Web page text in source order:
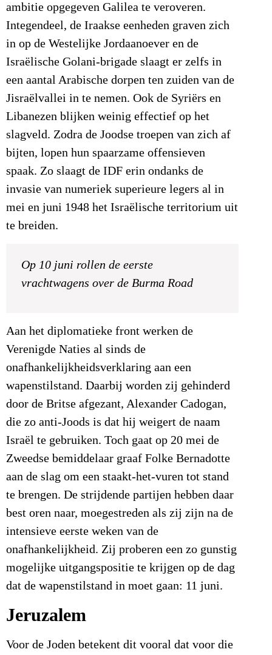
ambitie opgegeven Galilea te veroveren.
Integendeel, de Iraakse eenheden graven zich
in op de Westelijke Jordaanoever en de
Israëlische Golani-brigade slaagt er zelfs in
een aantal Arabische dorpen ten zuiden van de
Jisraëlvallei in te nemen. Ook de Syriërs en
Libanezen blijken weinig effectief op het
slagveld. Zodra de Joodse troepen van zich af
bijten, lopen hun spaarzame offensieven
spaak. Zo slaagt de IDF erin ondanks de
invasie van numeriek superieure legers al in
mei en juni 1948 het Israëlische territorium uit
te breiden.
Op 10 juni rollen de eerste
vrachtwagens over de Burma Road
Aan het diplomatieke front werken de
Verenigde Naties al sinds de
onafhankelijkheidsverklaring aan een
wapenstilstand. Daarbij worden zij gehinderd
door de Britse afgezant, Alexander Cadogan,
die zo anti-Joods is dat hij weigert de naam
Israël te gebruiken. Toch gaat op 20 mei de
Zweedse bemiddelaar graaf Folke Bernadotte
aan de slag om een staakt-het-vuren tot stand
te brengen. De strijdende partijen hebben daar
best oren naar, moegestreden als zij zijn na de
intensieve eerste weken van de
onafhankelijkheid. Zij proberen een zo gunstig
mogelijke uitgangspositie te krijgen op de dag
dat de wapenstilstand in moet gaan: 11 juni.
Jeruzalem
Voor de Joden betekent dit vooral dat voor die